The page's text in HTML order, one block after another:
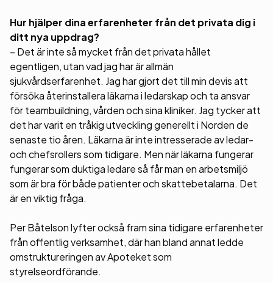
Hur hjälper dina erfarenheter från det privata dig i
ditt nya uppdrag?
– Det är inte så mycket från det privata hållet
egentligen, utan vad jag har är allmän
sjukvårdserfarenhet. Jag har gjort det till min devis att
försöka återinstallera läkarna i ledarskap och ta ansvar
för teambuildning, vården och sina kliniker. Jag tycker att
det har varit en tråkig utveckling generellt i Norden de
senaste tio åren. Läkarna är inte intresserade av ledar-
och chefsrollers som tidigare. Men när läkarna fungerar
fungerar som duktiga ledare så får man en arbetsmiljö
som är bra för både patienter och skattebetalarna. Det
är en viktig fråga.
Per Båtelson lyfter också fram sina tidigare erfarenheter
från offentlig verksamhet, där han bland annat ledde
omstruktureringen av Apoteket som
styrelseordförande.